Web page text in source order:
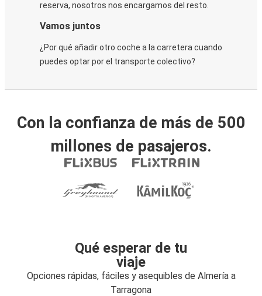
reserva, nosotros nos encargamos del resto.
Vamos juntos
¿Por qué añadir otro coche a la carretera cuando
puedes optar por el transporte colectivo?
Con la confianza de más de 500
millones de pasajeros.
Qué esperar de tu
viaje
Opciones rápidas, fáciles y asequibles de Almería a
Tarragona